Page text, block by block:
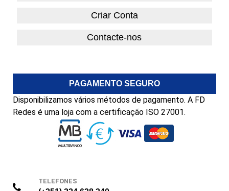
Criar Conta
Contacte-nos
PAGAMENTO SEGURO
Disponibilizamos vários métodos de pagamento. A FD
Redes é uma loja com a certificação ISO 27001.
TELEFONES